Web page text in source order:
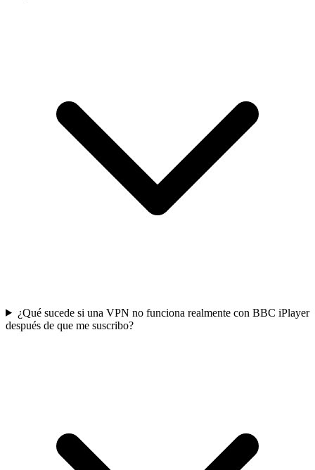
¿Qué sucede si una VPN no funciona realmente con BBC iPlayer
después de que me suscribo?